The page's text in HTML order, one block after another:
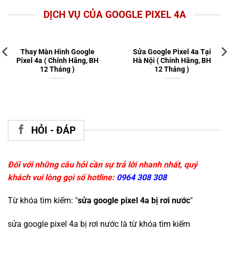
DỊCH VỤ CỦA GOOGLE PIXEL 4A
Thay Màn Hình Google
Pixel 4a ( Chính Hãng, BH
12 Tháng )
Sửa Google Pixel 4a Tại
Hà Nội ( Chính Hãng, BH
12 Tháng )
HỎI - ĐÁP
Đối với những câu hỏi cần sự trả lời nhanh nhất, quý
khách vui lòng gọi số hotline: 0964 308 308
Từ khóa tìm kiếm: "sửa google pixel 4a bị rơi nước"
sửa google pixel 4a bị rơi nước là từ khóa tìm kiếm